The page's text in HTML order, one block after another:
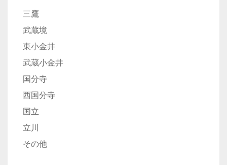
三鷹
武蔵境
東小金井
武蔵小金井
国分寺
西国分寺
国立
立川
その他